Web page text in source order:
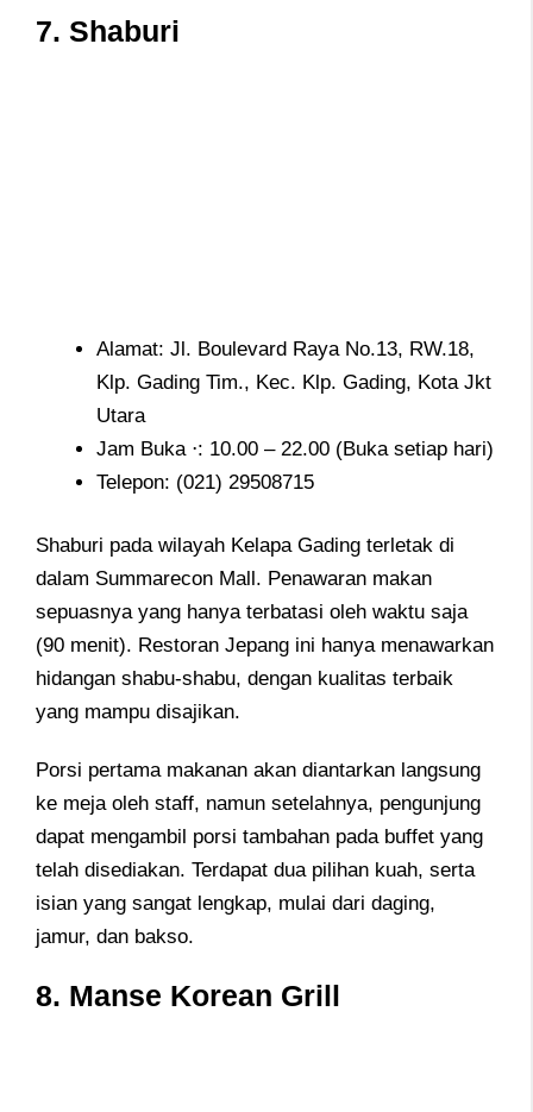
7. Shaburi
Alamat: Jl. Boulevard Raya No.13, RW.18,
Klp. Gading Tim., Kec. Klp. Gading, Kota Jkt
Utara
Jam Buka ⋅: 10.00 – 22.00 (Buka setiap hari)
Telepon: (021) 29508715
Shaburi pada wilayah Kelapa Gading terletak di
dalam Summarecon Mall. Penawaran makan
sepuasnya yang hanya terbatasi oleh waktu saja
(90 menit). Restoran Jepang ini hanya menawarkan
hidangan shabu-shabu, dengan kualitas terbaik
yang mampu disajikan.
Porsi pertama makanan akan diantarkan langsung
ke meja oleh staff, namun setelahnya, pengunjung
dapat mengambil porsi tambahan pada buffet yang
telah disediakan. Terdapat dua pilihan kuah, serta
isian yang sangat lengkap, mulai dari daging,
jamur, dan bakso.
8. Manse Korean Grill